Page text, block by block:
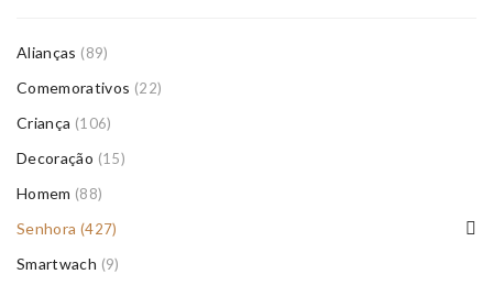
Alianças (89)
Comemorativos (22)
Criança (106)
Decoração (15)
Homem (88)
Senhora (427)
Smartwach (9)